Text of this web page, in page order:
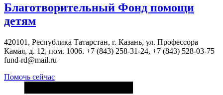
Благотворительный Фонд помощи
детям
420101, Республика Татарстан, г. Казань, ул. Профессора
Камая, д. 12, пом. 1006. +7 (843) 258-31-24, +7 (843) 528-03-75
fund-rd@mail.ru
Помочь сейчас